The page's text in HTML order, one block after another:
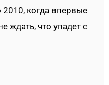
2010, когда впервые
ждать, что упадет с